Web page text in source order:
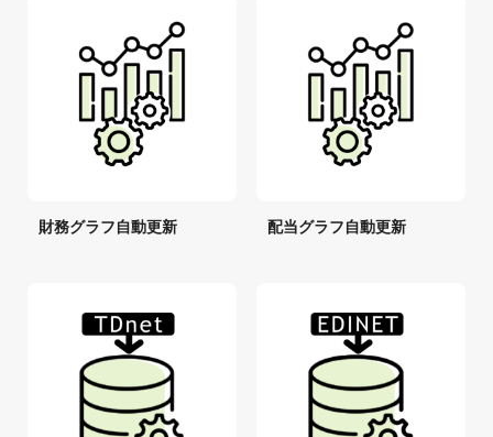
財務グラフ自動更新 配当グラフ自動更新